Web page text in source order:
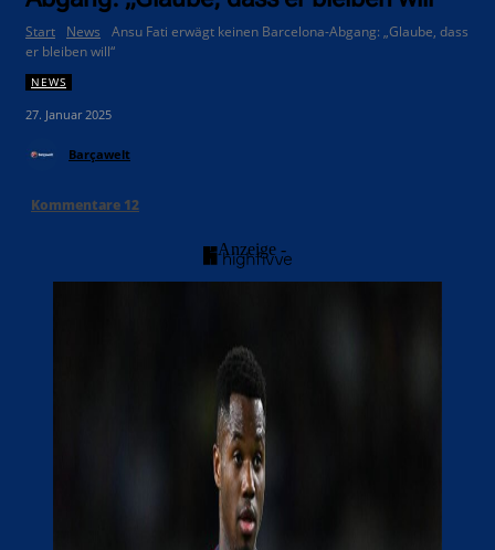
Start News
Ansu Fati erwägt keinen Barcelona-Abgang: „Glaube, dass
er bleiben will“
NEWS
27. Januar 2025
Barçawelt
Kommentare 12
- Anzeige -